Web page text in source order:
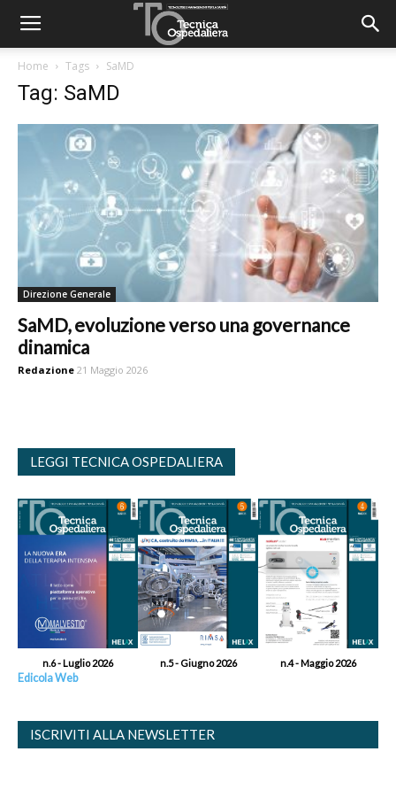
Home Tags SaMD
Tag: SaMD
Direzione Generale
SaMD, evoluzione verso una governance
dinamica
Redazione 21 Maggio 2026
LEGGI TECNICA OSPEDALIERA
n.6 - Luglio 2026 n.5 - Giugno 2026 n.4 - Maggio 2026
Edicola Web
ISCRIVITI ALLA NEWSLETTER